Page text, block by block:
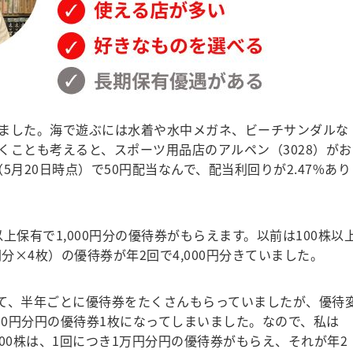
た。海で遊ぶには水着や水中メガネ、ビーチサンダルな
ことも考えると、スポーツ用品店のアルペン（3028）がお
月20日時点）で50円配当なんで、配当利回りが2.47%あり
有で1,000円分の優待券がもらえます。以前は100株以
×4枚）の優待券が年2回で4,000円分きていました。
半年ごとに優待券をたくさんもらっていましたが、優待
分円の優待券1枚になってしまいました。なので、私は
株は、1回につき1万円分円の優待券がもらえ、それが年2